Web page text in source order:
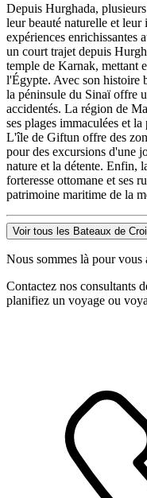
Depuis Hurghada,
leur beauté naturelle et
expériences enrichissantes
un court trajet depuis
temple de Karnak, mettant
l'Égypte. Avec son histoire
la péninsule du Sinaï offre
accidentés. La région de
ses plages immaculées et
L'île de Giftun offre des
pour des excursions d'une
nature et la détente. Enfin,
forteresse ottomane et ses
patrimoine maritime de la
Voir tous les Bateaux de
Nous sommes là pour vous
Contactez nos consultants
planifiez un voyage ou